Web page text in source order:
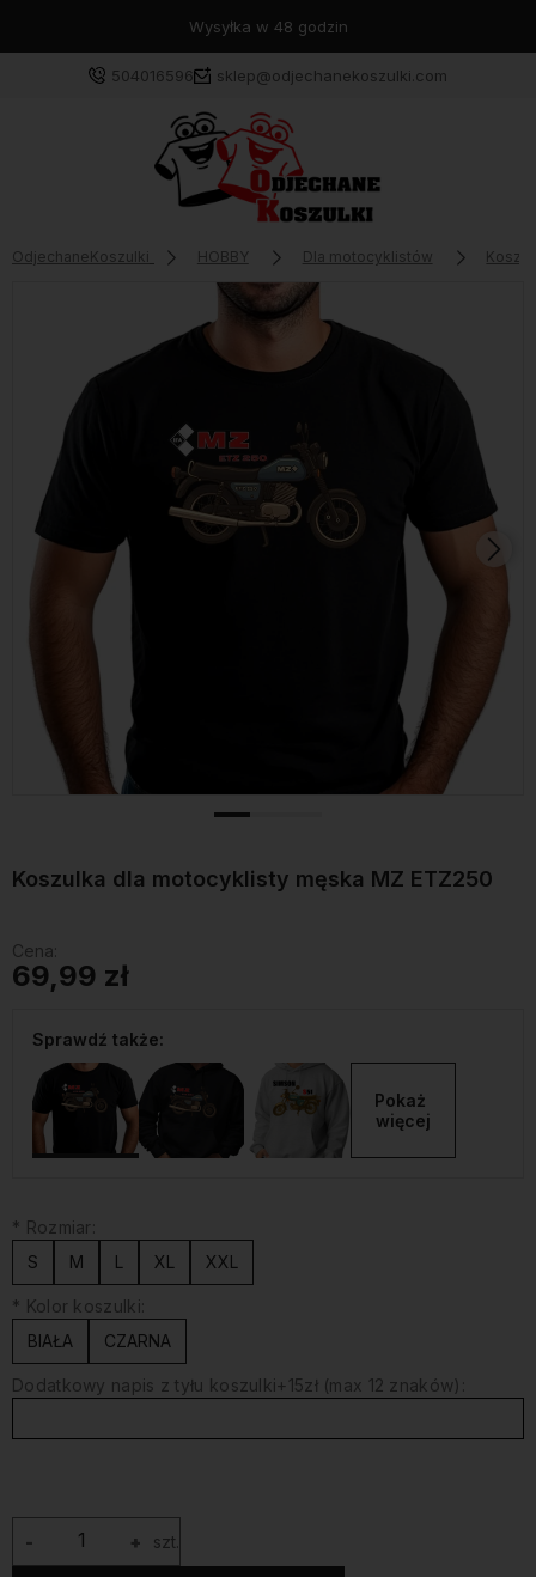
Wysyłka w 48 godzin
504016596 sklep@odjechanekoszulki.com
OdjechaneKoszulki HOBBY Dla motocyklistów
Koszulka dla motocyklisty męska MZ ETZ250
Cena:
69,99 zł
Sprawdź także:
Pokaż
więcej
* Rozmiar:
S
M L XL XXL
* Kolor koszulki:
BIAŁA
CZARNA
Dodatkowy napis z tyłu koszulki+15zł (max 12 znaków):
+
- szt.